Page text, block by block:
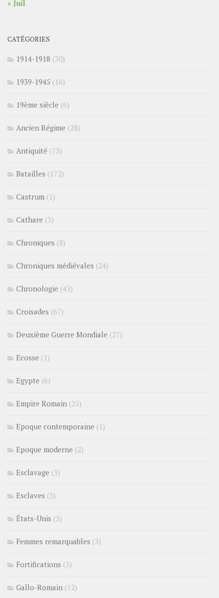
« Juil
CATÉGORIES
1914-1918 (30)
1939-1945 (16)
19ème siècle (6)
Ancien Régime (28)
Antiquité (73)
Batailles (172)
Castrum (1)
Cathare (3)
Chroniques (8)
Chroniques médiévales (24)
Chronologie (43)
Croisades (67)
Deuxième Guerre Mondiale (27)
Ecosse (1)
Egypte (6)
Empire Romain (25)
Epoque contemporaine (1)
Epoque moderne (2)
Esclavage (3)
Esclaves (3)
États-Unis (5)
Femmes remarquables (3)
Fortifications (3)
Gallo-Romain (12)